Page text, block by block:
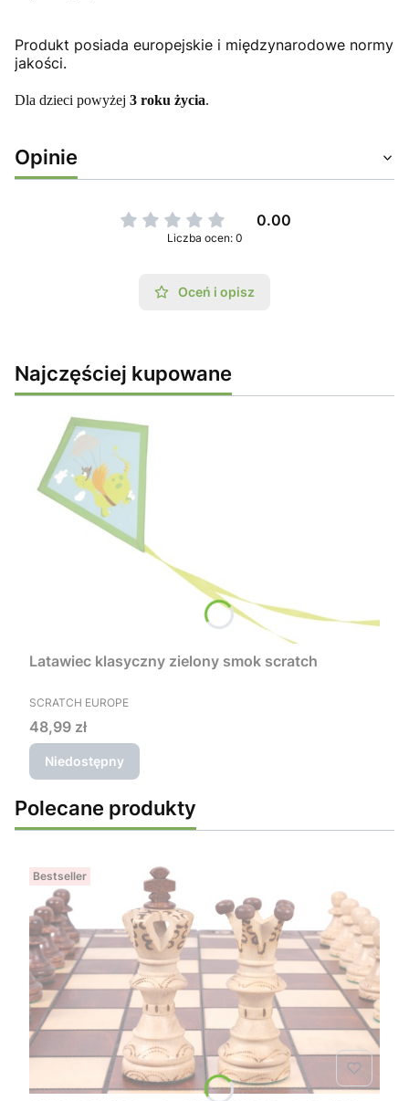
Produkt posiada europejskie i międzynarodowe normy
jakości.
Dla dzieci powyżej 3 roku życia.
Opinie
0.00
Liczba ocen: 0
Oceń i opisz
Najczęściej kupowane
Latawiec klasyczny zielony smok scratch
PRODUCENT
SCRATCH EUROPE
Cena
48,99 zł
Niedostępny
Polecane produkty
Bestseller